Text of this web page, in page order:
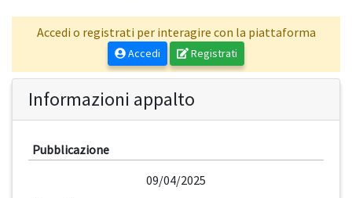
Accedi o registrati per interagire con la piattaforma
Accedi Registrati
Informazioni appalto
Pubblicazione
09/04/2025